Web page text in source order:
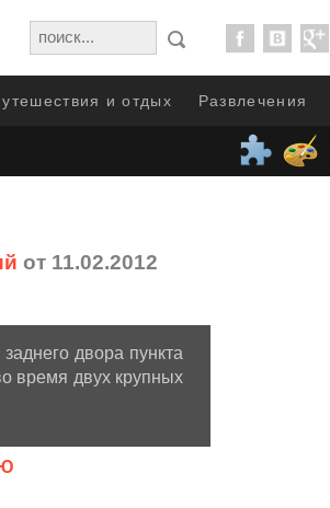
и отдых Развлечения
от 11.02.2012
двора пункта
время двух крупных